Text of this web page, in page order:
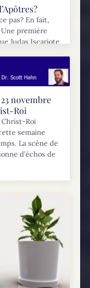
pas? En fait,
première
Judas Iscariote
novembre
Roi
Roi
semaine
La scène de
d’échos de